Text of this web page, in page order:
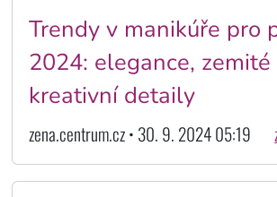
Trendy v manikúře pro
2024: elegance,
kreativní detaily
zena.centrum.cz • 30. 9. 2024 05:19